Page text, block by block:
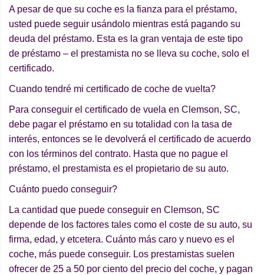
A pesar de que su coche es la fianza para el préstamo,
usted puede seguir usándolo mientras está pagando su
deuda del préstamo. Esta es la gran ventaja de este tipo
de préstamo – el prestamista no se lleva su coche, solo el
certificado.
Cuando tendré mi certificado de coche de vuelta?
Para conseguir el certificado de vuela en Clemson, SC,
debe pagar el préstamo en su totalidad con la tasa de
interés, entonces se le devolverá el certificado de acuerdo
con los términos del contrato. Hasta que no pague el
préstamo, el prestamista es el propietario de su auto.
Cuánto puedo conseguir?
La cantidad que puede conseguir en Clemson, SC
depende de los factores tales como el coste de su auto, su
firma, edad, y etcetera. Cuánto más caro y nuevo es el
coche, más puede conseguir. Los prestamistas suelen
ofrecer de 25 a 50 por ciento del precio del coche, y pagan